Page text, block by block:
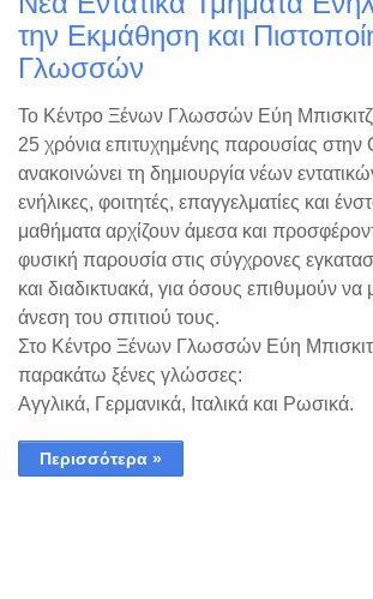
την Εκμάθηση και
Γλωσσών
Το Κέντρο Ξένων Γλωσσών Εύη
25 χρόνια επιτυχημένης παρουσίας στην
ανακοινώνει τη δημιουργία νέων
ενήλικες, φοιτητές, επαγγελματίες και
μαθήματα αρχίζουν άμεσα και
φυσική παρουσία στις σύγχρονες
και διαδικτυακά, για όσους επιθυμούν
άνεση του σπιτιού τους.
Στο Κέντρο Ξένων Γλωσσών Εύη
παρακάτω ξένες γλώσσες:
Αγγλικά, Γερμανικά, Ιταλικά και Ρωσικά.
Περισσότερα »